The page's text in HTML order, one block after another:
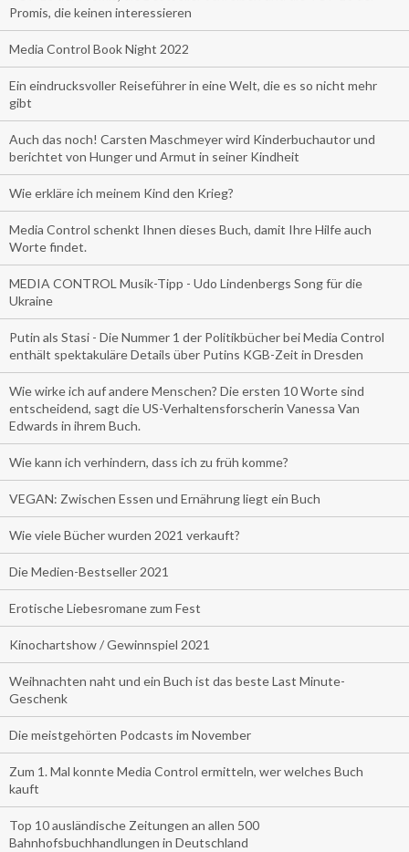
Promis, die keinen interessieren
Media Control Book Night 2022
Ein eindrucksvoller Reiseführer in eine Welt, die es so nicht mehr
gibt
Auch das noch! Carsten Maschmeyer wird Kinderbuchautor und
berichtet von Hunger und Armut in seiner Kindheit
Wie erkläre ich meinem Kind den Krieg?
Media Control schenkt Ihnen dieses Buch, damit Ihre Hilfe auch
Worte findet.
MEDIA CONTROL Musik-Tipp - Udo Lindenbergs Song für die
Ukraine
Putin als Stasi - Die Nummer 1 der Politikbücher bei Media Control
enthält spektakuläre Details über Putins KGB-Zeit in Dresden
Wie wirke ich auf andere Menschen? Die ersten 10 Worte sind
entscheidend, sagt die US-Verhaltensforscherin Vanessa Van
Edwards in ihrem Buch.
Wie kann ich verhindern, dass ich zu früh komme?
VEGAN: Zwischen Essen und Ernährung liegt ein Buch
Wie viele Bücher wurden 2021 verkauft?
Die Medien-Bestseller 2021
Erotische Liebesromane zum Fest
Kinochartshow / Gewinnspiel 2021
Weihnachten naht und ein Buch ist das beste Last Minute-
Geschenk
Die meistgehörten Podcasts im November
Zum 1. Mal konnte Media Control ermitteln, wer welches Buch
kauft
Top 10 ausländische Zeitungen an allen 500
Bahnhofsbuchhandlungen in Deutschland